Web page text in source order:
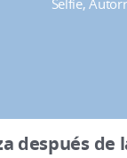
después